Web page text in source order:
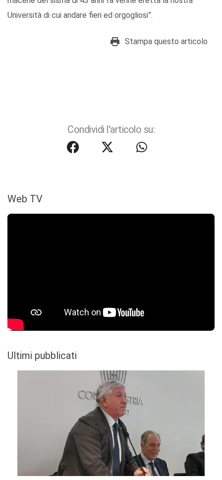
Università di cui andare fieri ed orgogliosi”.
Stampa questo articolo
Condividi l'articolo su:
Web TV
Ultimi pubblicati